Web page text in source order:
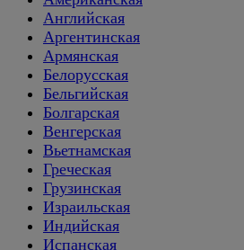
Английская
Аргентинская
Армянская
Белорусская
Бельгийская
Болгарская
Венгерская
Вьетнамская
Греческая
Грузинская
Израильская
Индийская
Испанская